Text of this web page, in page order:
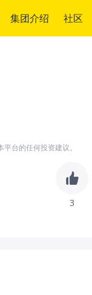
集团介绍 社区
台的任何投资建议。
3